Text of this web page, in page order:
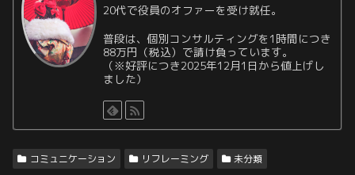
20代で役員のオファーを受け就任。
普段は、個別コンサルティングを1時間につき
88万円（税込）で請け負っています。
（※好評につき2025年12月1日から値上げし
ました）
コミュニケーション リフレーミング 未分類